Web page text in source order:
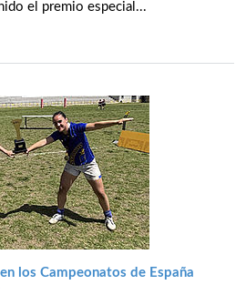
el premio especial...
los Campeonatos de España